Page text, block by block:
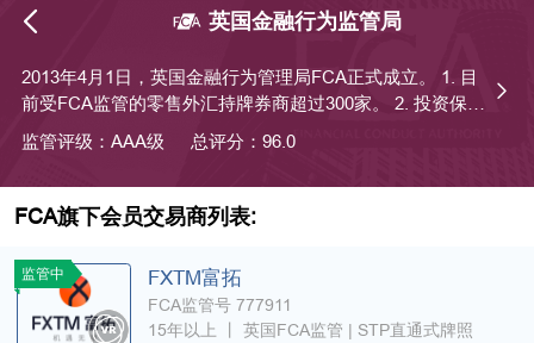
英国金融行为监管局
2013年4月1日，英国金融行为管理局FCA正式成立。 1. 目
前受FCA监管的零售外汇持牌券商超过300家。 2. 投资保障
方面，针对破产的外汇经纪商，投资者可投诉至英国FSC
S，赔偿上限为每位投资者5万英镑（约合人民币42万元）。
监管评级：AAA级 总评分：96.0
FCA旗下会员交易商列表:
监管中 FXTM富拓
FCA监管号 777911
15年以上
丨英国FCA监管 | STP直通式牌照